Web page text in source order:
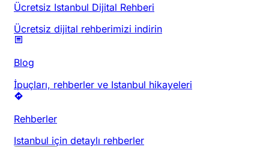
Ücretsiz Istanbul Dijital Rehberi
Ücretsiz dijital rehberimizi indirin
Blog
İpuçları, rehberler ve Istanbul hikayeleri
Rehberler
Istanbul için detaylı rehberler